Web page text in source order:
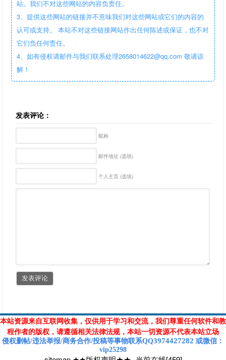
站。我们不对这些网站的内容负责任。
3、提供这些网站的链接并不意味我们对这些网站或它们的内容的
认可或支持。 本站不对这些链接网站作出任何陈述或保证，也不对
它们负任何责任。
4、如有侵权请邮件与我们联系处理2658014622@qq.com 敬请谅
解！
发表评论：
昵称
邮件地址 (选填)
个人主页 (选填)
本站资源来自互联网收集，仅供用于学习和交流，我们尊重任何软件和教
程作者的版权，请遵循相关法律法规，本站一切资源不代表本站立场
侵权删帖/违法举报/商务合作/投稿等事物联系QQ3974427282 或微信 ：
vip25298